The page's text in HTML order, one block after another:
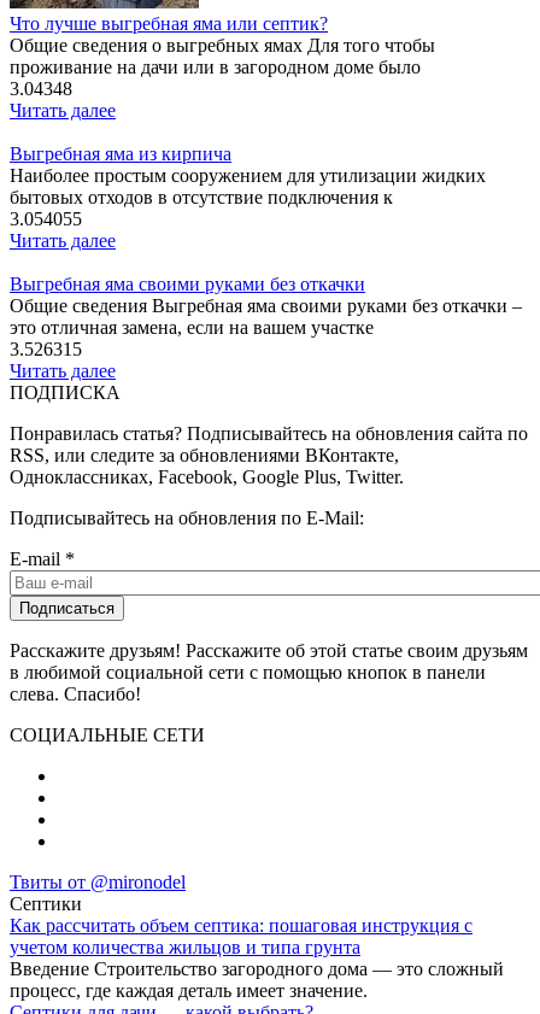
Что лучше выгребная яма или септик?
Общие сведения о выгребных ямах Для того чтобы
проживание на дачи или в загородном доме было
3.04348
Читать далее
Выгребная яма из кирпича
Наиболее простым сооружением для утилизации жидких
бытовых отходов в отсутствие подключения к
3.054055
Читать далее
Выгребная яма своими руками без откачки
Общие сведения Выгребная яма своими руками без откачки –
это отличная замена, если на вашем участке
3.526315
Читать далее
ПОДПИСКА
Понравилась статья? Подписывайтесь на обновления сайта по
RSS, или следите за обновлениями ВКонтакте,
Одноклассниках, Facebook, Google Plus, Twitter.
Подписывайтесь на обновления по E-Mail:
E-mail *
Расскажите друзьям! Расскажите об этой статье своим друзьям
в любимой социальной сети с помощью кнопок в панели
слева. Спасибо!
СОЦИАЛЬНЫЕ СЕТИ
Твиты от @mironodel
Септики
Как рассчитать объем септика: пошаговая инструкция с
учетом количества жильцов и типа грунта
Введение Строительство загородного дома — это сложный
процесс, где каждая деталь имеет значение.